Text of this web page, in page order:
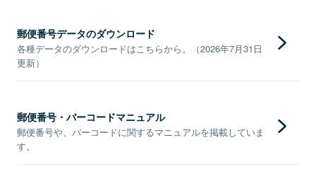
郵便番号データのダウンロード
各種データのダウンロードはこちらから。（2026年7月31日
更新）
郵便番号・バーコードマニュアル
郵便番号や、バーコードに関するマニュアルを掲載していま
す。